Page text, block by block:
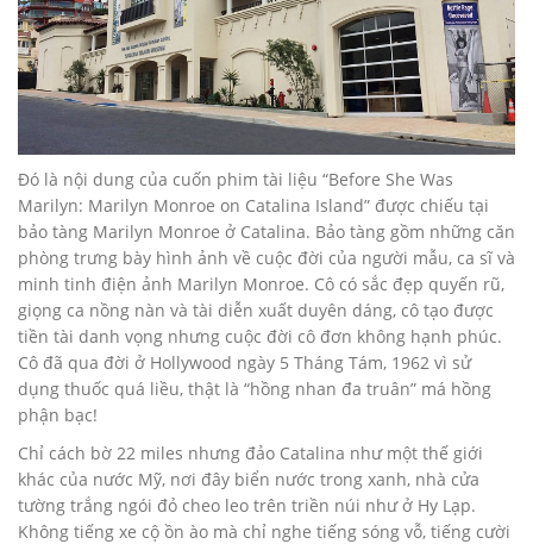
Ðó là nội dung của cuốn phim tài liệu “Before She Was
Marilyn: Marilyn Monroe on Catalina Island” được chiếu tại
bảo tàng Marilyn Monroe ở Catalina. Bảo tàng gồm những căn
phòng trưng bày hình ảnh về cuộc đời của người mẫu, ca sĩ và
minh tinh điện ảnh Marilyn Monroe. Cô có sắc đẹp quyến rũ,
giọng ca nồng nàn và tài diễn xuất duyên dáng, cô tạo được
tiền tài danh vọng nhưng cuộc đời cô đơn không hạnh phúc.
Cô đã qua đời ở Hollywood ngày 5 Tháng Tám, 1962 vì sử
dụng thuốc quá liều, thật là “hồng nhan đa truân” má hồng
phận bạc!
Chỉ cách bờ 22 miles nhưng đảo Catalina như một thế giới
khác của nước Mỹ, nơi đây biển nước trong xanh, nhà cửa
tường trắng ngói đỏ cheo leo trên triền núi như ở Hy Lạp.
Không tiếng xe cộ ồn ào mà chỉ nghe tiếng sóng vỗ, tiếng cười